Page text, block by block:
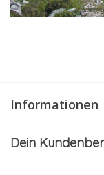
Informationen
Dein